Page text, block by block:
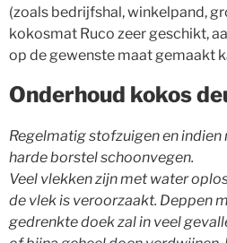
(zoals bedrijfshal, winkelpand,
kokosmat Ruco zeer geschikt,
op de gewenste maat gemaakt
Onderhoud kokos
Regelmatig stofzuigen en
harde borstel schoonvegen.
Veel vlekken zijn met water
de vlek is veroorzaakt. Deppen
gedrenkte doek zal in veel